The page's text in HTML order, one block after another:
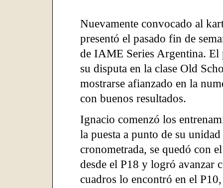
Nuevamente convocado al
presentó el pasado fin de
de IAME Series Argentina.
su disputa en la clase Old
mostrarse afianzado en la
con buenos resultados.
Ignacio comenzó los
la puesta a punto de su
cronometrada, se quedó con
desde el P18 y logró avanzar
cuadros lo encontró en el